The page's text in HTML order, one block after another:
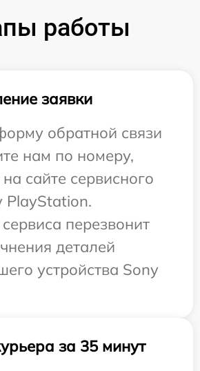
работы
заявки
обратной связи
нам по номеру,
сайте сервисного
PlayStation.
перезвонит
деталей
устройства Sony
за 35 минут